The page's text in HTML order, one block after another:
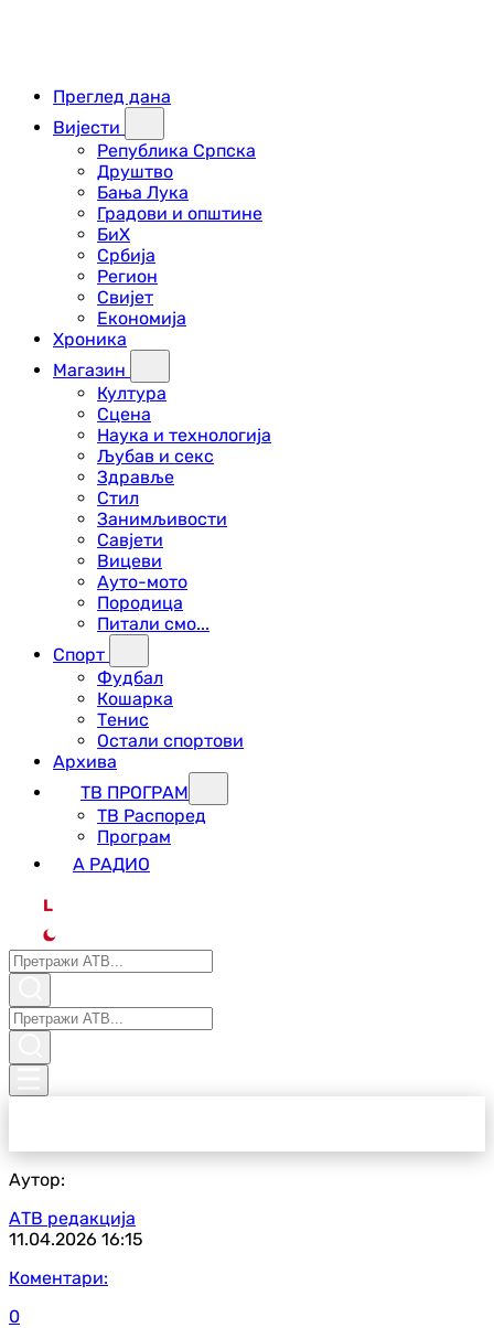
Преглед дана
Вијести
Република Српска
Друштво
Бања Лука
Градови и општине
БиХ
Србија
Регион
Свијет
Економија
Хроника
Магазин
Култура
Сцена
Наука и технологија
Љубав и секс
Здравље
Стил
Занимљивости
Савјети
Вицеви
Ауто-мото
Породица
Питали смо...
Спорт
Фудбал
Кошарка
Тенис
Остали спортови
Архива
ТВ ПРОГРАМ
ТВ Распоред
Програм
А РАДИО
L
Аутор:
АТВ редакција
11.04.2026 16:15
Коментари:
0